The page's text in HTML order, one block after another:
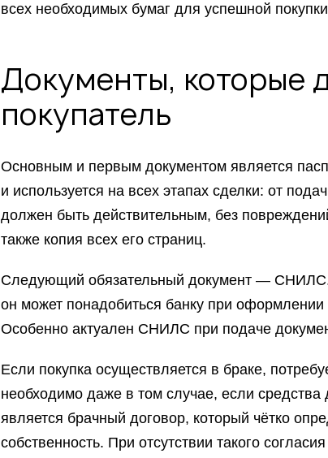
всех необходимых бумаг для успешной
Документы, которые
покупатель
Основным и первым документом является
и используется на всех этапах сделки: от
должен быть действительным, без
также копия всех его страниц.
Следующий обязательный документ — СНИЛС.
он может понадобиться банку при
Особенно актуален СНИЛС при подаче
Если покупка осуществляется в браке,
необходимо даже в том случае, если
является брачный договор, который чётко
собственность. При отсутствии такого